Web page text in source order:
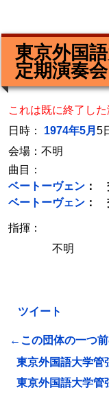
東京外国
定期演奏会
これは既に終了した
日時： 1974年5月 5
会場：不明
曲目：
ベートーヴェン ：
ベートーヴェン ：
指揮：
不明
ツイート
←この団体の一つ
東京外国語大学管
東京外国語大学管